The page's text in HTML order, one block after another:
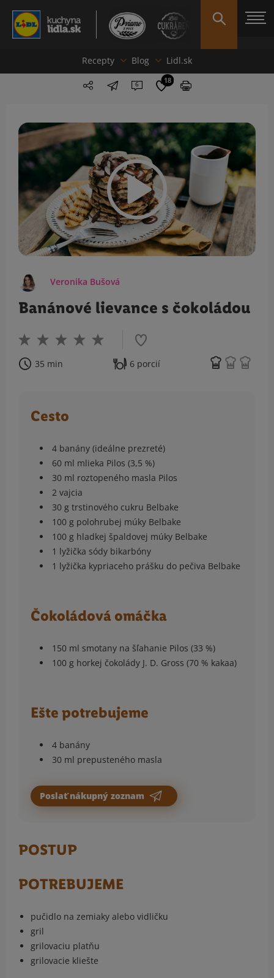
Recepty Blog Lidl.sk
6 18
Veronika Bušová
Banánové lievance s čokoládou
35 min 6 porcií
Cesto
4 banány (ideálne prezreté)
60 ml mlieka Pilos (3,5 %)
30 ml roztopeného masla Pilos
2 vajcia
30 g trstinového cukru Belbake
100 g polohrubej múky Belbake
100 g hladkej špaldovej múky Belbake
1 lyžička sódy bikarbóny
1 lyžička kypriaceho prášku do pečiva Belbake
Čokoládová omáčka
150 ml smotany na šľahanie Pilos (33 %)
100 g horkej čokolády J. D. Gross (70 % kakaa)
Ešte potrebujeme
4 banány
30 ml prepusteného masla
Poslať nákupný zoznam
POSTUP
POTREBUJEME
pučidlo na zemiaky alebo vidličku
gril
grilovaciu platňu
grilovacie kliešte